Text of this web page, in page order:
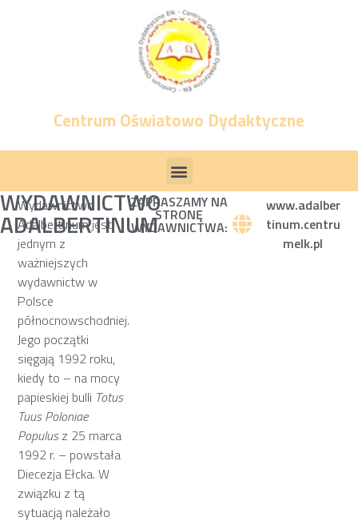
Centrum Oświatowo Dydaktyczne
WYDAWNICTWO
ADALBERTINUM
Wydawnictwo
Adalbertinumjest
jednym z
ważniejszych
wydawnictw w
Polsce
północnowschodniej.
Jego początki
sięgają 1992 roku,
kiedy to – na mocy
papieskiej bulli Totus
Tuus Poloniae
Populusz 25 marca
1992 r. – powstała
Diecezja Ełcka. W
związku z tą
sytuacją należało
ZAPRASZAMY NA
STRONĘ
WYDAWNICTWA:
www.adalber
tinum.centru
melk.pl